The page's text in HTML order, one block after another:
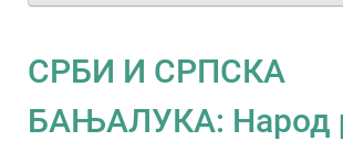
СРБИ И СРПСКА
БАЊАЛУКА: Народ